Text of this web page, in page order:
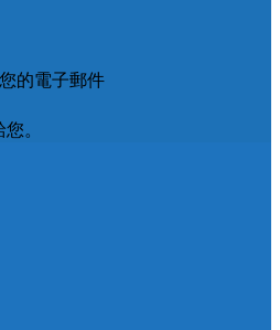
您的電子郵件
。